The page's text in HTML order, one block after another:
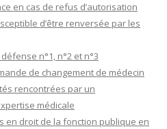
en cas de refus d’autorisation
d’être renversée par les
n°1, n°2 et n°3
de changement de médecin
rencontrées par un
médicale
en droit de la fonction publique en